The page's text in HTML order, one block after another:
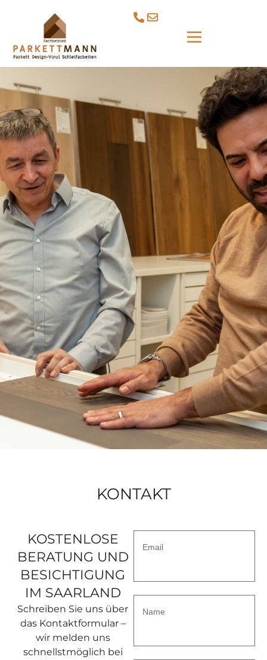
KONTAKT
KOSTENLOSE
BERATUNG UND
BESICHTIGUNG
IM SAARLAND
Schreiben Sie uns über
das Kontaktformular –
wir melden uns
schnellstmöglich bei
Email
Name